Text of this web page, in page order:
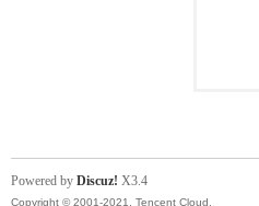
Powered by Discuz! X3.4
Copyright © 2001-2021, Tencent Cloud.